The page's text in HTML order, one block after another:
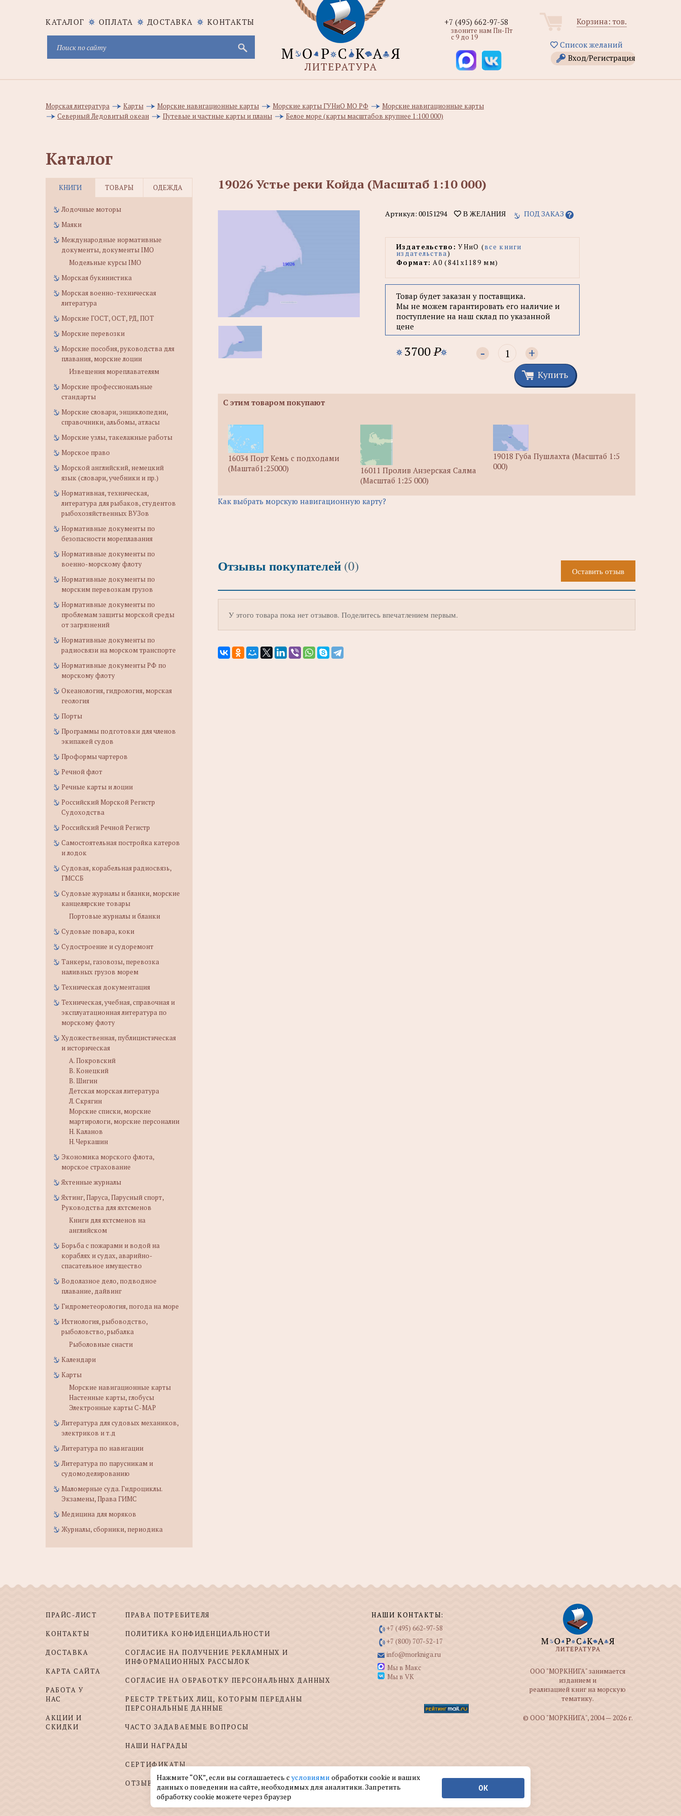
КАТАЛОГ ОПЛАТА ДОСТАВКА КОНТАКТЫ Корзина: тов.
Список желаний
Вход/Регистрация
+7 (495) 662-97-58
звоните нам Пн-Пт
с 9 до 19
Морская литература Карты Морские навигационные карты Морские карты ГУНиО МО РФ
Морские навигационные карты
Северный Ледовитый океан
Путевые и частные карты и планы Белое море (карты масштабов крупнее 1:100 000)
Каталог
КНИГИ ТОВАРЫ ОДЕЖДА
Лодочные моторы
Маяки
Международные нормативные
документы, документы IMO
Модельные курсы IMO
Морская букинистика
Морская военно-техническая
литература
Морские ГОСТ, ОСТ, РД, ПОТ
Морские перевозки
Морские пособия, руководства для
плавания, морские лоции
Извещения мореплавателям
Морские профессиональные
стандарты
Морские словари, энциклопедии,
справочники, альбомы, атласы
Морские узлы, такелажные работы
Морское право
Морской английский, немецкий
язык (словари, учебники и пр.)
Нормативная, техническая,
литература для рыбаков, студентов
рыбохозяйственных ВУЗов
Нормативные документы по
безопасности мореплавания
Нормативные документы по
военно-морскому флоту
Нормативные документы по
морским перевозкам грузов
Нормативные документы по
проблемам защиты морской среды
от загрязнений
Нормативные документы по
радиосвязи на морском транспорте
Нормативные документы РФ по
морскому флоту
Океанология, гидрология, морская
геология
Порты
Программы подготовки для членов
экипажей судов
Проформы чартеров
Речной флот
Речные карты и лоции
Российский Морской Регистр
Судоходства
Российский Речной Регистр
Самостоятельная постройка катеров
и лодок
Судовая, корабельная радиосвязь,
ГМССБ
Судовые журналы и бланки, морские
канцелярские товары
Портовые журналы и бланки
Судовые повара, коки
Судостроение и судоремонт
Танкеры, газовозы, перевозка
наливных грузов морем
Техническая документация
Техническая, учебная, справочная и
эксплуатационная литература по
морскому флоту
Художественная, публицистическая
и историческая
А. Покровский
В. Конецкий
В. Шигин
Детская морская литература
Л. Скрягин
Морские списки, морские
мартирологи, морские персоналии
Н. Каланов
Н. Черкашин
Экономика морского флота,
морское страхование
Яхтенные журналы
Яхтинг, Паруса, Парусный спорт,
Руководства для яхтсменов
Книги для яхтсменов на
английском
Борьба с пожарами и водой на
кораблях и судах, аварийно-
спасательное имущество
Водолазное дело, подводное
плавание, дайвинг
Гидрометеорология, погода на море
Ихтиология, рыбоводство,
рыболовство, рыбалка
Рыболовные снасти
Календари
Карты
Морские навигационные карты
Настенные карты, глобусы
Электронные карты C-MAP
Литература для судовых механиков,
электриков и т.д
Литература по навигации
Литература по парусникам и
судомоделированию
Маломерные суда. Гидроциклы.
Экзамены, Права ГИМС
Медицина для моряков
Журналы, сборники, периодика
19026 Устье реки Койда (Масштаб 1:10 000)
Артикул: 00151294 В ЖЕЛАНИЯ ПОД ЗАКАЗ
Издательство: УНиО (все книги
издательства)
Формат: А0 (841x1189 мм)
Товар будет заказан у поставщика.
Мы не можем гарантировать его наличие и
поступление на наш склад по указанной
цене
3700P - +
Купить
С этим товаром покупают
16034 Порт Кемь с подходами
(Маштаб1:25000)
16011 Пролив Анзерская Салма
(Масштаб 1:25 000)
19018 Губа Пушлахта (Масштаб 1:5
000)
Как выбрать морскую навигационную карту?
Отзывы покупателей (0) Оставить отзыв
У этого товара пока нет отзывов. Поделитесь впечатлением первым.
ПРАЙС-ЛИСТ
КОНТАКТЫ
ДОСТАВКА
КАРТА САЙТА
РАБОТА У
НАС
АКЦИИ И
СКИДКИ
ПРАВА ПОТРЕБИТЕЛЯ
ПОЛИТИКА КОНФИДЕНЦИАЛЬНОСТИ
СОГЛАСИЕ НА ПОЛУЧЕНИЕ РЕКЛАМНЫХ И
ИНФОРМАЦИОННЫХ РАССЫЛОК
СОГЛАСИЕ НА ОБРАБОТКУ ПЕРСОНАЛЬНЫХ ДАННЫХ
РЕЕСТР ТРЕТЬИХ ЛИЦ, КОТОРЫМ ПЕРЕДАНЫ
ПЕРСОНАЛЬНЫЕ ДАННЫЕ
ЧАСТО ЗАДАВАЕМЫЕ ВОПРОСЫ
НАШИ НАГРАДЫ
СЕРТИФИКАТЫ
ОТЗЫВЫ И ПОЖЕЛАНИЯ
НАШИ КОНТАКТЫ:
+7 (495) 662-97-58
+7 (800) 707-52-17
info@morkniga.ru
Мы в Макс
Мы в VK
ООО "МОРКНИГА" занимается
изданием и
реализацией книг на морскую
тематику.
© ООО "МОРКНИГА", 2004 — 2026 г.
Нажмите “ОК”, если вы соглашаетесь с условиями обработки cookie и ваших
данных о поведении на сайте, необходимых для аналитики. Запретить
обработку cookie можете через браузер
ОК